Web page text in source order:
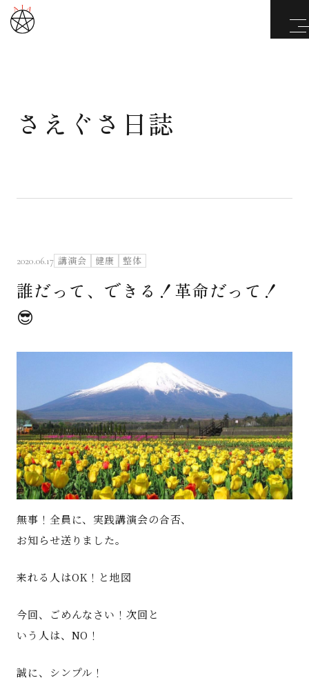
武道と医道
さえぐさ日誌
映像庫
Godo AIAとは
お知らせ
特定商取引法に基づく表記
さえぐさ日誌
2020.06.17 講演会 健康 整体
誰だって、できる！革命だって！
😎
無事！全員に、実践講演会の合否、
お知らせ送りました。
来れる人はOK！と地図
今回、ごめんなさい！次回と
いう人は、NO！
誠に、シンプル！